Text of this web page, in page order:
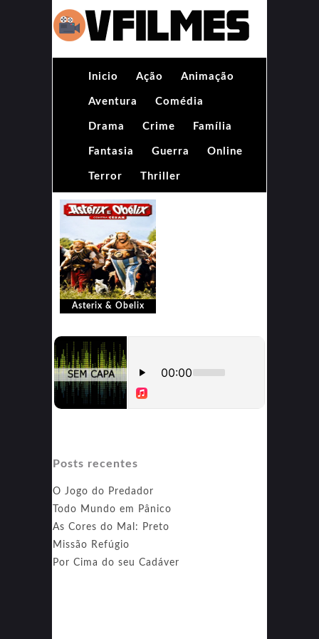
Inicio Ação Animação
Aventura Comédia
Drama Crime Família
Fantasia Guerra Online
Terror Thriller
Asterix & Obelix
Posts recentes
O Jogo do Predador
Todo Mundo em Pânico
As Cores do Mal: Preto
Missão Refúgio
Por Cima do seu Cadáver